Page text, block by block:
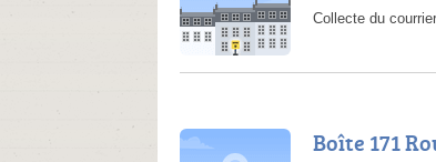
Collecte du
Boîte 171